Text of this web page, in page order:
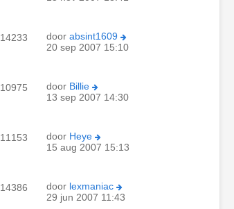
14233 door absint1609
20 sep 2007 15:10
10975 door Billie
13 sep 2007 14:30
11153 door Heye
15 aug 2007 15:13
14386 door lexmaniac
29 jun 2007 11:43